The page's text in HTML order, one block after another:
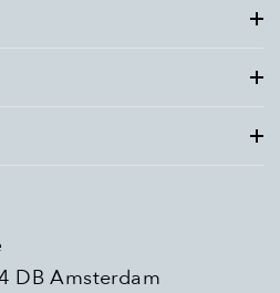
DB Amsterdam